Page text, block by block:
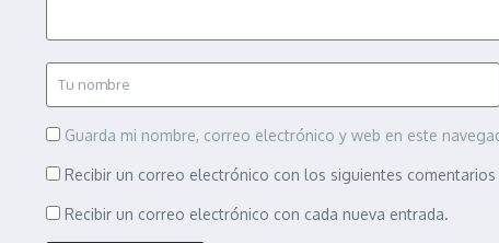
Guarda mi nombre, correo electrónico y web en este
Recibir un correo electrónico con los siguientes
Recibir un correo electrónico con cada nueva entrada.